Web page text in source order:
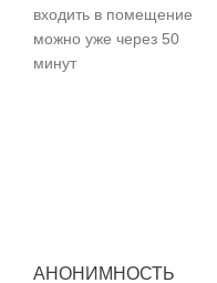
входить в помещение
можно уже через 50
минут
АНОНИМНОСТЬ